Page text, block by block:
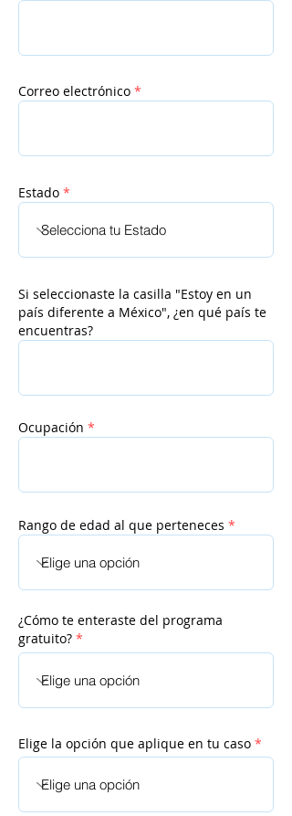
Correo electrónico *
Estado *
Si seleccionaste la casilla "Estoy en un
país diferente a México", ¿en qué país te
encuentras?
Ocupación *
Rango de edad al que perteneces *
¿Cómo te enteraste del programa
gratuito? *
Elige la opción que aplique en tu caso *